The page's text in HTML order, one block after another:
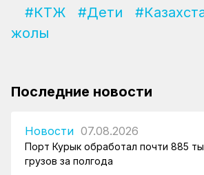
#КТЖ #Дети
жолы
Последние новости
Новости 07.08.2026
Порт Курык обработал почти 885
грузов за полгода